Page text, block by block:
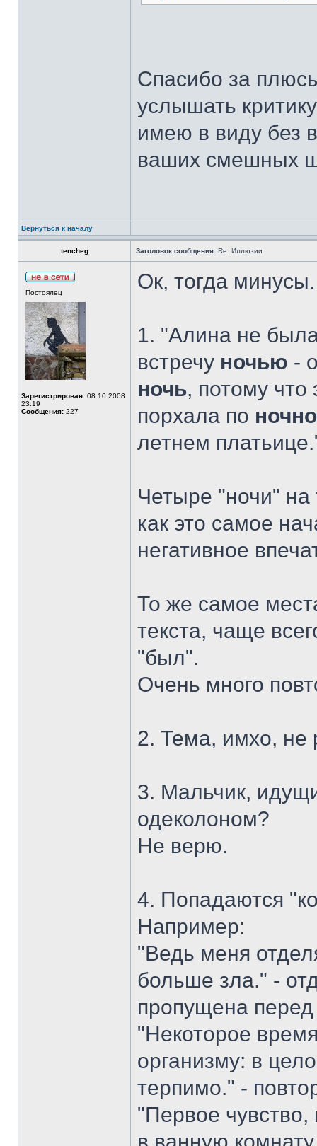
Спасибо за
услышать
имею в виду без
ваших смешных
Вернуться к началу
tencheg Заголовок сообщения: Re: Иллюзии
Постоялец
Зарегистрирован: 08.10.2008
23:19
Сообщения: 227
Ок, тогда минусы.
1. "Алина не
встречу ночью -
ночь, потому
порхала по
летнем
Четыре "ночи" на
как это самое
негативное
То же самое
текста, чаще
"был".
Очень много
2. Тема, имхо, не
3. Мальчик,
одеколоном?
Не верю.
4. Попадаются
Например:
"Ведь меня
больше зла." -
пропущена
"Некоторое
организму: в
терпимо." -
"Первое